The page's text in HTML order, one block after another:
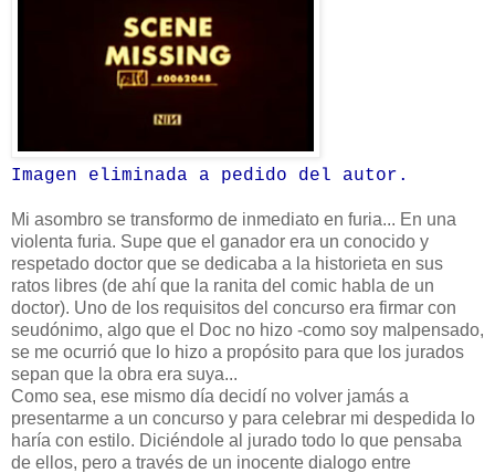
Imagen eliminada a pedido del autor.
Mi asombro se transformo de inmediato en furia... En una
violenta furia. Supe que el ganador era un conocido y
respetado doctor que se dedicaba a la historieta en sus
ratos libres (de ahí que la ranita del comic habla de un
doctor). Uno de los requisitos del concurso era firmar con
seudónimo, algo que el Doc no hizo -como soy malpensado,
se me ocurrió que lo hizo a propósito para que los jurados
sepan que la obra era suya...
Como sea, ese mismo día decidí no volver jamás a
presentarme a un concurso y para celebrar mi despedida lo
haría con estilo. Diciéndole al jurado todo lo que pensaba
de ellos, pero a través de un inocente dialogo entre